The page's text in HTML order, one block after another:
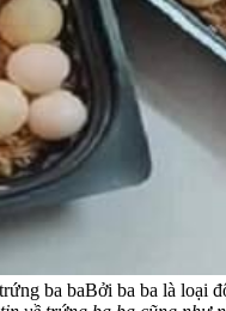
ba baBởi ba ba là loại